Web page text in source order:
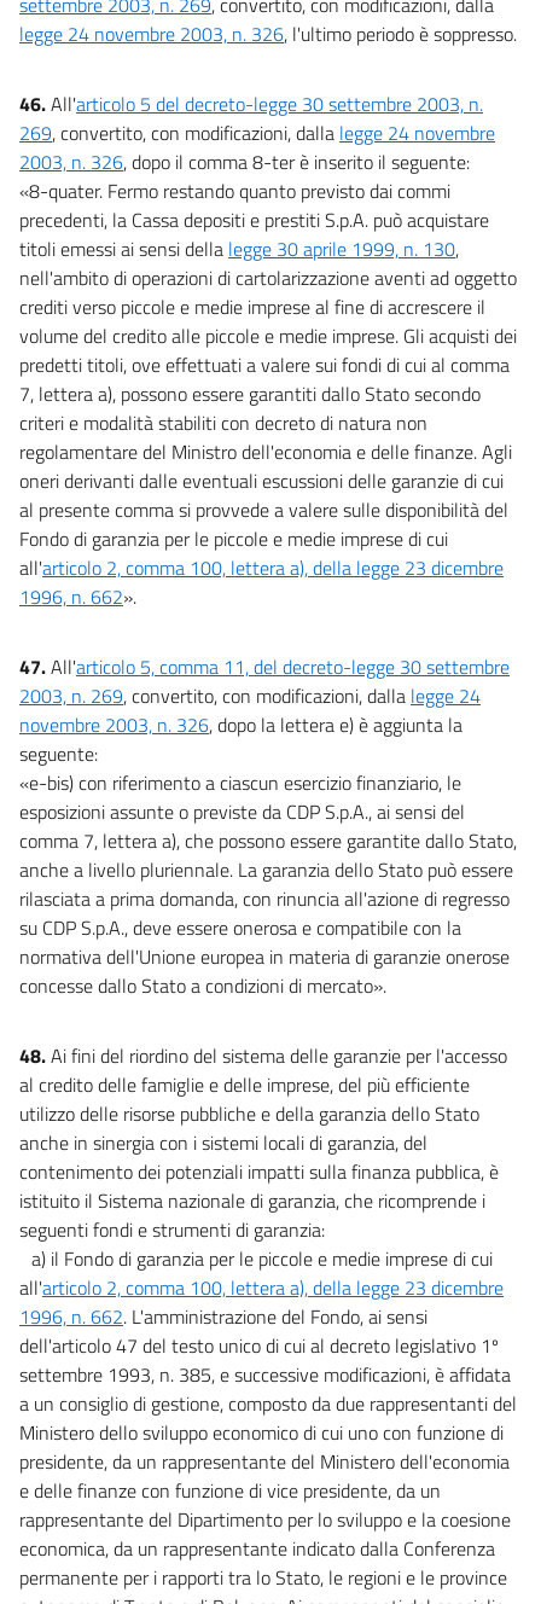
legge 24 novembre 2003, n. 326, l'ultimo periodo è soppresso.
46.All'articolo 5 del decreto-legge 30 settembre 2003, n.
269, convertito, con modificazioni, dalla legge 24 novembre
2003, n. 326, dopo il comma 8-ter è inserito il seguente:
«8-quater. Fermo restando quanto previsto dai commi
precedenti, la Cassa depositi e prestiti S.p.A. può acquistare
titoli emessi ai sensi della legge 30 aprile 1999, n. 130,
nell'ambito di operazioni di cartolarizzazione aventi ad oggetto
crediti verso piccole e medie imprese al fine di accrescere il
volume del credito alle piccole e medie imprese. Gli acquisti dei
predetti titoli, ove effettuati a valere sui fondi di cui al comma
7, lettera a), possono essere garantiti dallo Stato secondo
criteri e modalità stabiliti con decreto di natura non
regolamentare del Ministro dell'economia e delle finanze. Agli
oneri derivanti dalle eventuali escussioni delle garanzie di cui
al presente comma si provvede a valere sulle disponibilità del
Fondo di garanzia per le piccole e medie imprese di cui
all'articolo 2, comma 100, lettera a), della legge 23 dicembre
1996, n. 662».
47.All'articolo 5, comma 11, del decreto-legge 30 settembre
2003, n. 269, convertito, con modificazioni, dalla legge 24
novembre 2003, n. 326, dopo la lettera e) è aggiunta la
seguente:
«e-bis) con riferimento a ciascun esercizio finanziario, le
esposizioni assunte o previste da CDP S.p.A., ai sensi del
comma 7, lettera a), che possono essere garantite dallo Stato,
anche a livello pluriennale. La garanzia dello Stato può essere
rilasciata a prima domanda, con rinuncia all'azione di regresso
su CDP S.p.A., deve essere onerosa e compatibile con la
normativa dell'Unione europea in materia di garanzie onerose
concesse dallo Stato a condizioni di mercato».
48.Ai fini del riordino del sistema delle garanzie per l'accesso
al credito delle famiglie e delle imprese, del più efficiente
utilizzo delle risorse pubbliche e della garanzia dello Stato
anche in sinergia con i sistemi locali di garanzia, del
contenimento dei potenziali impatti sulla finanza pubblica, è
istituito il Sistema nazionale di garanzia, che ricomprende i
seguenti fondi e strumenti di garanzia:
a) il Fondo di garanzia per le piccole e medie imprese di cui
all'articolo 2, comma 100, lettera a), della legge 23 dicembre
1996, n. 662. L'amministrazione del Fondo, ai sensi
dell'articolo 47 del testo unico di cui al decreto legislativo 1º
settembre 1993, n. 385, e successive modificazioni, è affidata
a un consiglio di gestione, composto da due rappresentanti del
Ministero dello sviluppo economico di cui uno con funzione di
presidente, da un rappresentante del Ministero dell'economia
e delle finanze con funzione di vice presidente, da un
rappresentante del Dipartimento per lo sviluppo e la coesione
economica, da un rappresentante indicato dalla Conferenza
permanente per i rapporti tra lo Stato, le regioni e le province